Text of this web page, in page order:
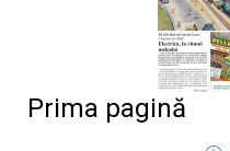
Prima pagină